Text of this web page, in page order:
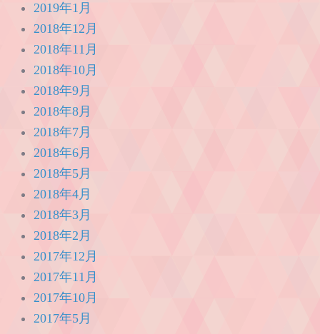
2019年1月
2018年12月
2018年11月
2018年10月
2018年9月
2018年8月
2018年7月
2018年6月
2018年5月
2018年4月
2018年3月
2018年2月
2017年12月
2017年11月
2017年10月
2017年5月